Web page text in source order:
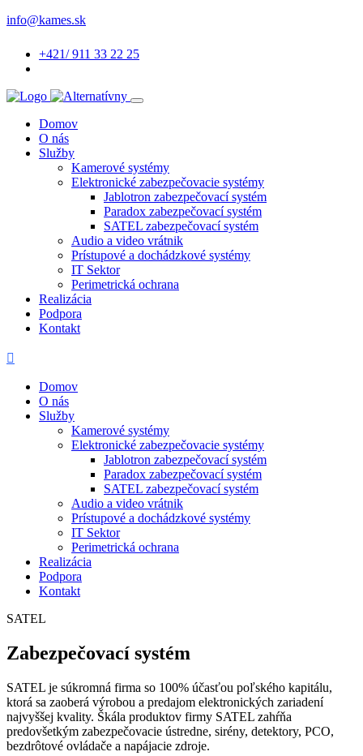
info@kames.sk
+421/ 911 33 22 25
Domov
O nás
Služby
Kamerové systémy
Elektronické zabezpečovacie systémy
Jablotron zabezpečovací systém
Paradox zabezpečovací systém
SATEL zabezpečovací systém
Audio a video vrátnik
Prístupové a dochádzkové systémy
IT Sektor
Perimetrická ochrana
Realizácia
Podpora
Kontakt
Domov
O nás
Služby
Kamerové systémy
Elektronické zabezpečovacie systémy
Jablotron zabezpečovací systém
Paradox zabezpečovací systém
SATEL zabezpečovací systém
Audio a video vrátnik
Prístupové a dochádzkové systémy
IT Sektor
Perimetrická ochrana
Realizácia
Podpora
Kontakt
SATEL
Zabezpečovací systém
SATEL je súkromná firma so 100% účasťou poľského kapitálu,
ktorá sa zaoberá výrobou a predajom elektronických zariadení
najvyššej kvality. Škála produktov firmy SATEL zahŕňa
predovšetkým zabezpečovacie ústredne, sirény, detektory, PCO,
bezdrôtové ovládače a napájacie zdroje.